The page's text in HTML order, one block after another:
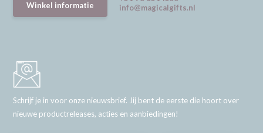
Winkel informatie
info@magicalgifts.nl
Schrijf je in voor onze nieuwsbrief. Jij bent de eerste die hoort over
nieuwe productreleases, acties en aanbiedingen!